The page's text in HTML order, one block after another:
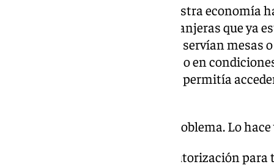
Durante años, una parte de nuestra economía
difícil de admitir. Personas extranjeras que ya
cuidaban, limpiaban, repartían, servían mesas
hacían fuera del circuito formal o en
situación administrativa no les permitía
La regularización no crea ese problema. Lo
Cuando una persona obtiene autorización